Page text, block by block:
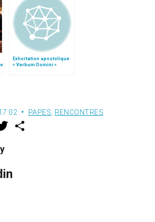
Exhortation apostolique
« Verbum Domini »
PAPES, RENCONTRES
w
r